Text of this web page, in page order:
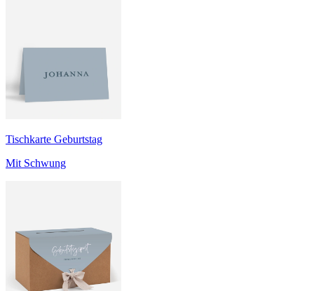
Tischkarte Geburtstag
Mit Schwung